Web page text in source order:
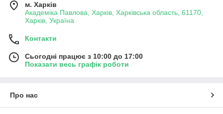
м. Харків
Академіка Павлова, Харків, Харківська область, 61170,
Харків, Україна
Контакти
Сьогодні працює з 10:00 до 17:00
Показати весь графік роботи
Про нас